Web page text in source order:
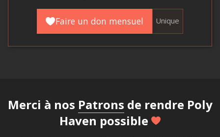
Faire un don mensuel Unique
Merci à nos Patrons de rendre Poly
Haven possible